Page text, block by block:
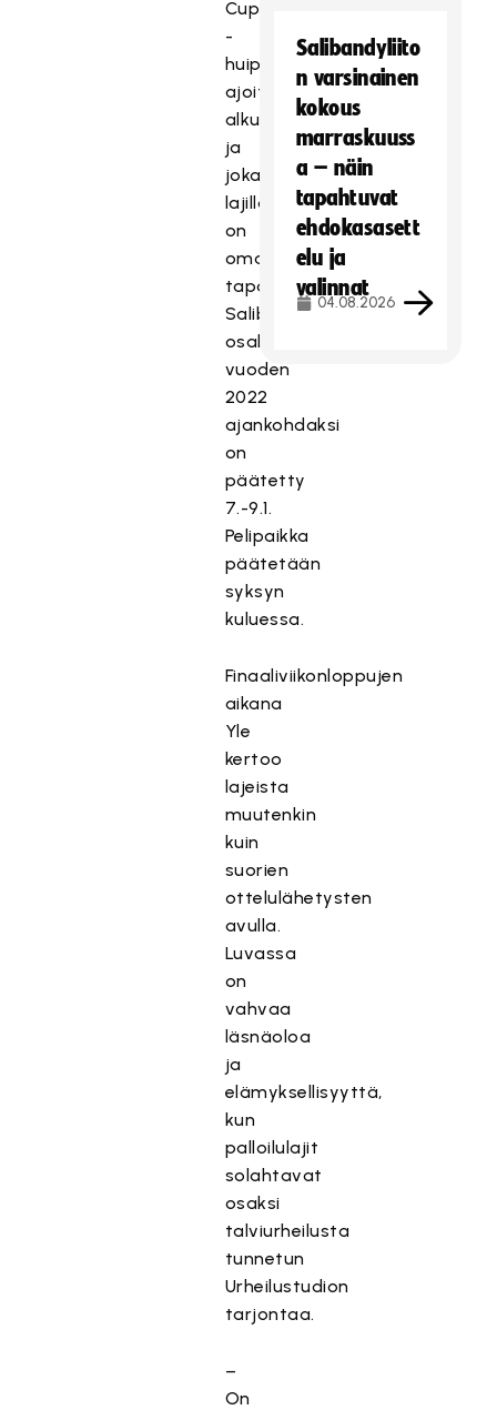
Cup
-
huipennus
ajoittuu
alkuvuoteen/keskitalveen,
ja
jokaisella
lajilla
on
oma
tapahtumaviikonloppunsa.
Salibandyn
osalta
vuoden
2022
ajankohdaksi
on
päätetty
7.-9.1.
Pelipaikka
päätetään
syksyn
kuluessa.
Finaaliviikonloppujen
aikana
Yle
kertoo
lajeista
muutenkin
kuin
suorien
ottelulähetysten
avulla.
Luvassa
on
vahvaa
läsnäoloa
ja
elämyksellisyyttä,
kun
palloilulajit
solahtavat
osaksi
talviurheilusta
tunnetun
Urheilustudion
tarjontaa.
–
On
Salibandyliito
n varsinainen
kokous
marraskuuss
a – näin
tapahtuvat
ehdokasasett
elu ja
valinnat
04.08.2026